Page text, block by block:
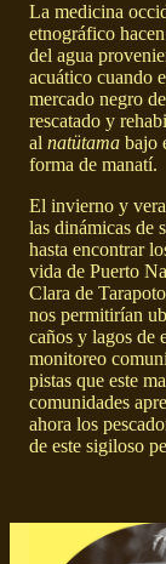
La medicina
etnográfico
del agua
acuático cuando
mercado negro
rescatado y
al natütama bajo
forma de manatí.
El invierno y
las dinámicas de
hasta encontrar
vida de Puerto
Clara de
nos permitirían
caños y lagos de
monitoreo
pistas que este
comunidades
ahora los
de este sigiloso